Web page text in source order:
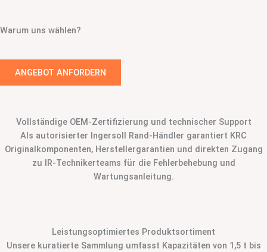
Warum uns wählen?
ANGEBOT ANFORDERN
Vollständige OEM-Zertifizierung und technischer Support
Als autorisierter Ingersoll Rand-Händler garantiert KRC
Originalkomponenten, Herstellergarantien und direkten Zugang
zu IR-Technikerteams für die Fehlerbehebung und
Wartungsanleitung.
Leistungsoptimiertes Produktsortiment
Unsere kuratierte Sammlung umfasst Kapazitäten von 1,5 t bis